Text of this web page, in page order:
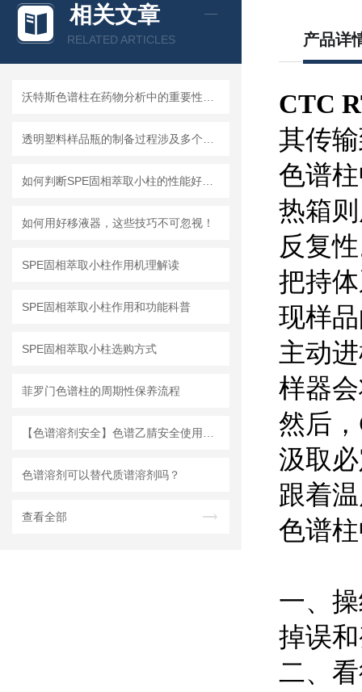
相关文章
RELATED ARTICLES
如何用好移液器，这些技巧不可忽视！
SPE固相萃取小柱作用机理解读
SPE固相萃取小柱作用和功能科普
SPE固相萃取小柱选购方式
菲罗门色谱柱的周期性保养流程
色谱溶剂可以替代质谱溶剂吗？
查看全部
产品详
CTC
其传
色谱
热箱
反复
把持
现样
主动
样器
然后，
汲取
跟着
色谱
一、
掉误
二、